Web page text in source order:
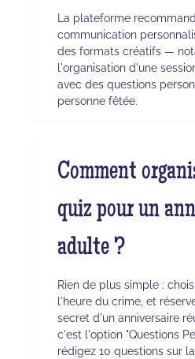
La plateforme
communication
des formats créatifs —
l'organisation d'une
avec des questions
personne fêtée.
Comment
quiz pour un
adulte ?
Rien de plus simple :
l'heure du crime, et
secret d'un anniversaire
c'est l'option "Questions
rédigez 10 questions sur